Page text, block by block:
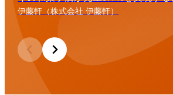
伊藤軒（株式会社 伊藤軒）